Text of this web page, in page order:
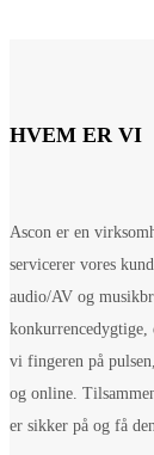
HVEM ER VI
Ascon er en
servicerer vores
audio/AV og
vi fingeren på
og online.
er sikker på og få